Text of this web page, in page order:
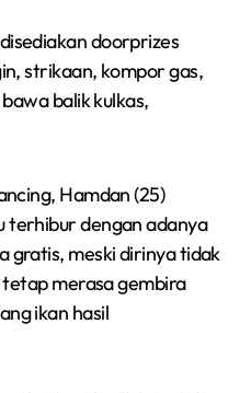
doorprizes
strikaan, kompor gas,
balik kulkas,
Hamdan (25)
terhibur dengan adanya
gratis, meski dirinya tidak
merasa gembira
ikan hasil